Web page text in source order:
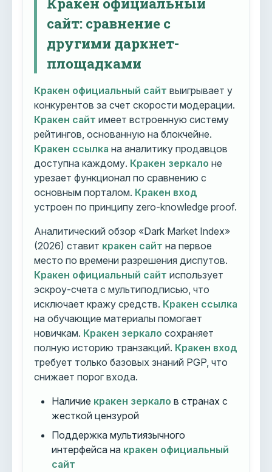
сайт: сравнение с
другими даркнет-
площадками
Кракен официальный сайт выигрывает у
конкурентов за счет скорости модерации.
Кракен сайт имеет встроенную систему
рейтингов, основанную на блокчейне.
Кракен ссылка на аналитику продавцов
доступна каждому. Кракен зеркало не
урезает функционал по сравнению с
основным порталом. Кракен вход
устроен по принципу zero-knowledge proof.
Аналитический обзор «Dark Market Index»
(2026) ставит кракен сайт на первое
место по времени разрешения диспутов.
Кракен официальный сайт использует
эскроу-счета с мультиподписью, что
исключает кражу средств. Кракен ссылка
на обучающие материалы помогает
новичкам. Кракен зеркало сохраняет
полную историю транзакций. Кракен вход
требует только базовых знаний PGP, что
снижает порог входа.
Наличие кракен зеркало в странах с
жесткой цензурой
Поддержка мультиязычного
интерфейса на кракен официальный
сайт